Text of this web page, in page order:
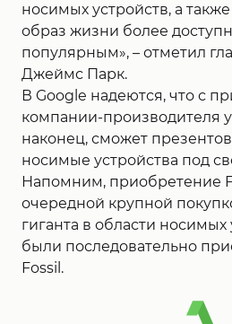
носимых устройств, а
образ жизни более
популярным», – отметил
Джеймс Парк.
В Google надеются, что с
компании-производителя
наконец, сможет
носимые устройства под
Напомним, приобретение
очередной крупной
гиганта в области носимых
были последовательно
Fossil.